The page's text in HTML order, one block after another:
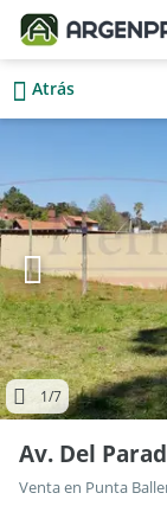
Atrás
1/7
Av. Del
Venta en Punta